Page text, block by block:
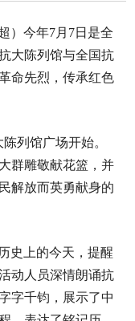
）今年7月7日是全
大陈列馆与全国抗
命先烈，传承红色
列馆广场开始。
群雕敬献花篮，并
解放而英勇献身的
史上的今天，提醒
动人员深情朗诵抗
字千钧，展示了中